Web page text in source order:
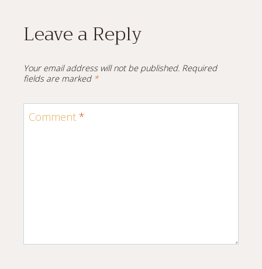
Leave a Reply
Your email address will not be published. Required
fields are marked *
Comment *